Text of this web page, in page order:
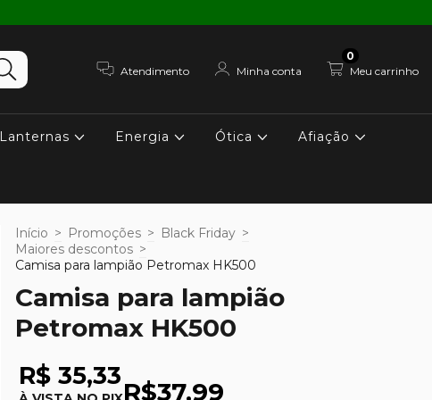
Atendimento Minha conta Meu carrinho
0
Lanternas Energia Ótica Afiação
Início > Promoções > Black Friday >
Maiores descontos >
Camisa para lampião Petromax HK500
Camisa para lampião
Petromax HK500
R$ 35,33
R$37,99